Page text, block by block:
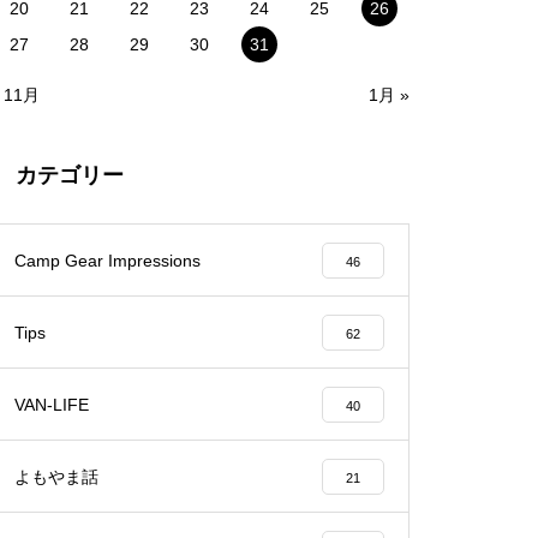
20 21 22 23 24 25
26
27
28 29 30 31
月 1月 »
カテゴリー
Camp Gear Impressions 46
Tips 62
VAN-LIFE 40
よもやま話 21